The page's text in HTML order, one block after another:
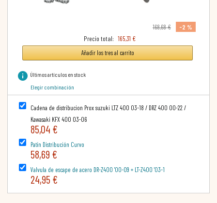
168,68 €
-2 %
Precio total: 165,31 €
Añadir los tres al carrito
info Últimos artículos en stock
Elegir combinación
Cadena de distribucion Prox suzuki LTZ 400 03-18 / DRZ 400 00-22 /
Kawasaki KFX 400 03-06
85,04 €
Patín Distribución Curvo
58,69 €
Valvula de escape de acero DR-Z400 '00-09 + LT-Z400 '03-1
24,95 €